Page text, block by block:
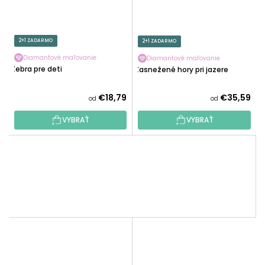
2+1 ZADARMO
Diamantové maľovanie
Zebra pre deti
od €18,79
VYBRAŤ
2+1 ZADARMO
Diamantové maľovanie
Zasnežené hory pri jazere
od €35,59
VYBRAŤ